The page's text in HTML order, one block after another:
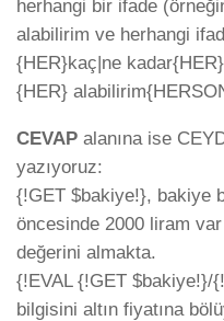
herhangi bir ifade
alabilirim ve herhangi
{HER}kaç|ne
{HER}
CEVAP alanına ise
yazıyoruz:
{!GET $bakiye!}, bakiye
öncesinde 2000 liram
değerini almakta.
{!EVAL {!GET $bakiye!}/
bilgisini altın fiyatına